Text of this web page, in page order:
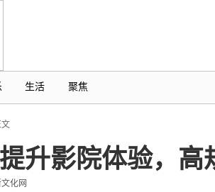
生活 聚焦
升影院体验，
化网